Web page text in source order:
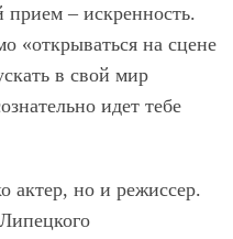
‒ искренность.
«открываться на сцене
в свой мир
идет тебе
актер, но и режиссер.